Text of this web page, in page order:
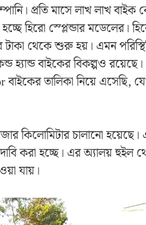
প্রতি মাসে লাখ লাখ বাইক
হিরো স্প্লেন্ডার মডেলের।
থেকে শুরু হয়। এমন
হ্যান্ড বাইকের বিকল্পও
তালিকা নিয়ে এসেছি,
কিলোমিটার চালানো
করা হচ্ছে। এর অ্যালয়
যায়।